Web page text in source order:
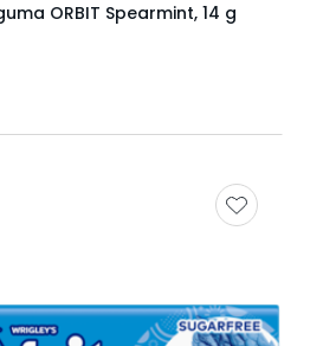
ORBIT Spearmint, 14 g